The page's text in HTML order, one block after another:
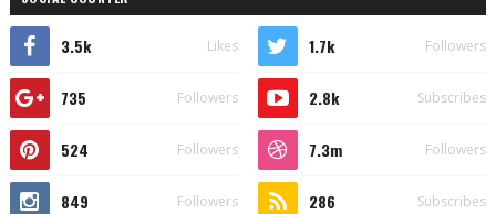
3.5k Likes 1.7k Followers
735 Followers 2.8k Subscribes
524 Followers 7.3m Followers
849 Followers 286 Subscribes